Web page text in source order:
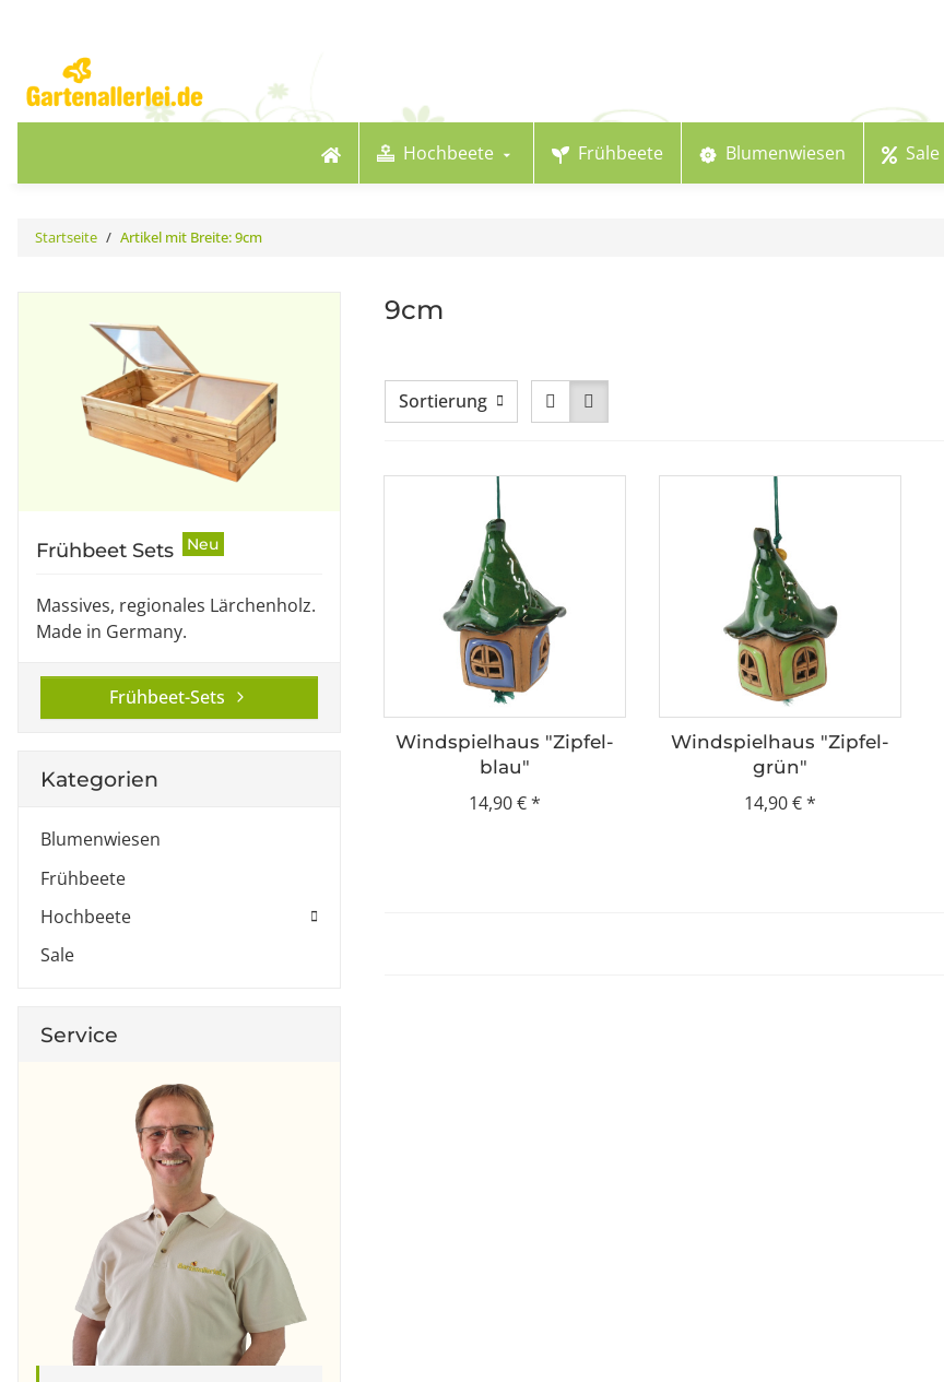
Hochbeete Frühbeete Blumenwiesen Sale
Startseite Artikel mit Breite: 9cm
9cm
Sortierung
Windspielhaus "Zipfel-
blau"
14,90 €*
Windspielhaus "Zipfel-
grün"
14,90 €*
Frühbeet Sets Neu
Massives, regionales Lärchenholz.
Made in Germany.
Frühbeet-Sets
Kategorien
Blumenwiesen
Frühbeete
Hochbeete
Sale
Service